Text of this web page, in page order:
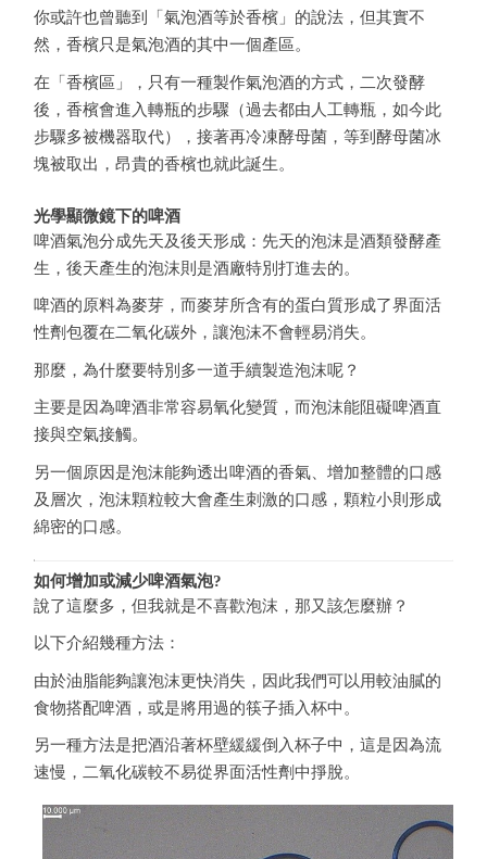
你或許也曾聽到「氣泡酒等於香檳」的說法，但其實不
然，香檳只是氣泡酒的其中一個產區。
在「香檳區」，只有一種製作氣泡酒的方式，二次發酵
後，香檳會進入轉瓶的步驟（過去都由人工轉瓶，如今此
步驟多被機器取代），接著再冷凍酵母菌，等到酵母菌冰
塊被取出，昂貴的香檳也就此誕生。
光學顯微鏡下的啤酒
啤酒氣泡分成先天及後天形成：先天的泡沫是酒類發酵產
生，後天產生的泡沫則是酒廠特別打進去的。
啤酒的原料為麥芽，而麥芽所含有的蛋白質形成了界面活
性劑包覆在二氧化碳外，讓泡沫不會輕易消失。
那麼，為什麼要特別多一道手續製造泡沫呢？
主要是因為啤酒非常容易氧化變質，而泡沫能阻礙啤酒直
接與空氣接觸。
另一個原因是泡沫能夠透出啤酒的香氣、增加整體的口感
及層次，泡沫顆粒較大會產生刺激的口感，顆粒小則形成
綿密的口感。
如何增加或減少啤酒氣泡?
說了這麼多，但我就是不喜歡泡沫，那又該怎麼辦？
以下介紹幾種方法：
由於油脂能夠讓泡沫更快消失，因此我們可以用較油膩的
食物搭配啤酒，或是將用過的筷子插入杯中。
另一種方法是把酒沿著杯壁緩緩倒入杯子中，這是因為流
速慢，二氧化碳較不易從界面活性劑中掙脫。